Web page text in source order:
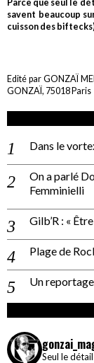
Parce que seul le
savent beaucoup
cuisson des
Edité par GONZAÏ
GONZAÏ, 75018 Paris
Dans le
On a parlé
Femminielli
Gilb’R : «
Plage de
Un reportage
Seul le